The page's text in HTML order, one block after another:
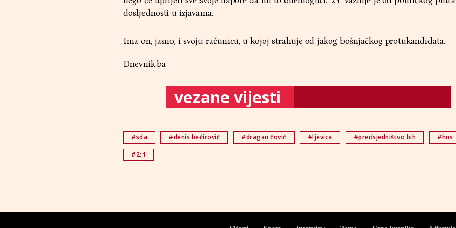
dosljednosti u izjavama.
Ima on, jasno, i svoju računicu, u kojoj strahuje od jakog bošnjačkog protukandidata.
Dnevnik.ba
vezane vijesti
#sda #denis bećirović #dragan čović #ljevica #predsjedništvo bih
#hns
#2:1